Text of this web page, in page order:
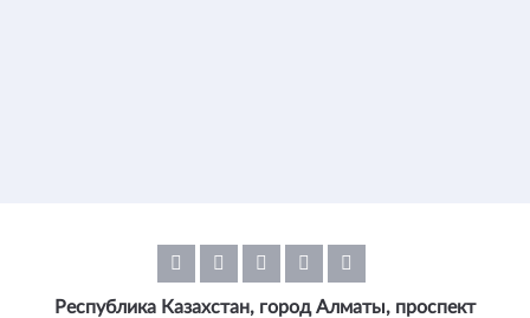
Республика Казахстан, город Алматы, проспект